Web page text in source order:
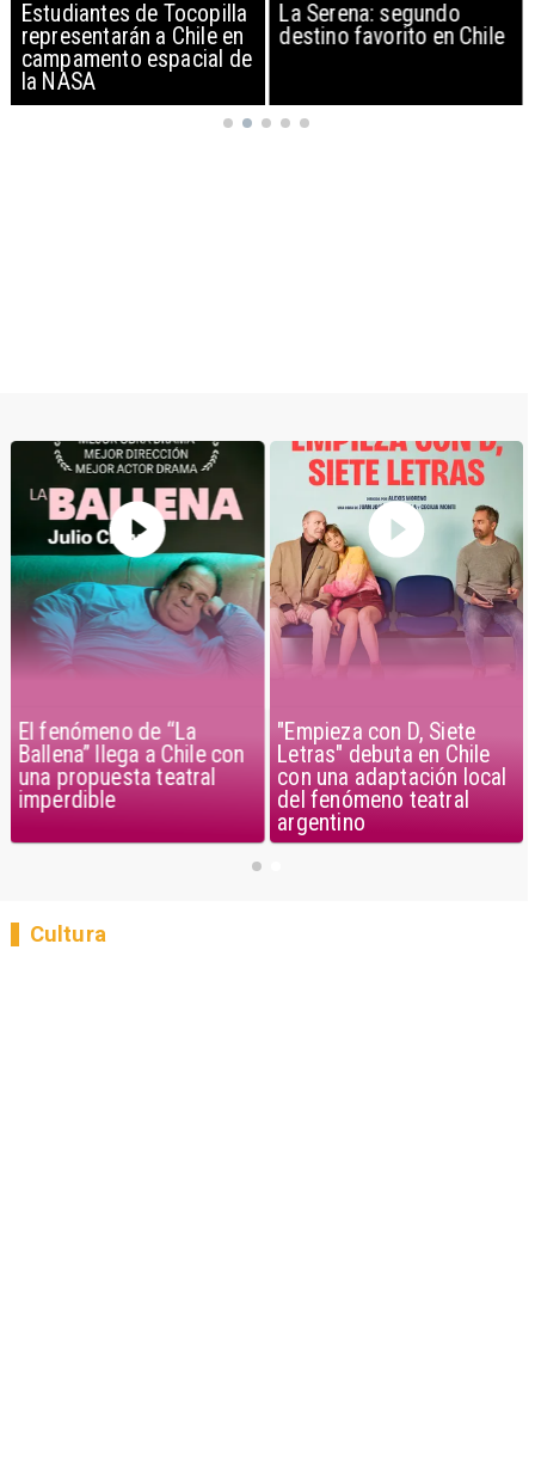
Estudiantes de Tocopilla
representarán a Chile en
campamento espacial de
la NASA
La Serena: segundo
destino favorito en Chile
El fenómeno de “La
Ballena” llega a Chile con
una propuesta teatral
imperdible
"Empieza con D, Siete
Letras" debuta en Chile
con una adaptación local
del fenómeno teatral
argentino
Cultura